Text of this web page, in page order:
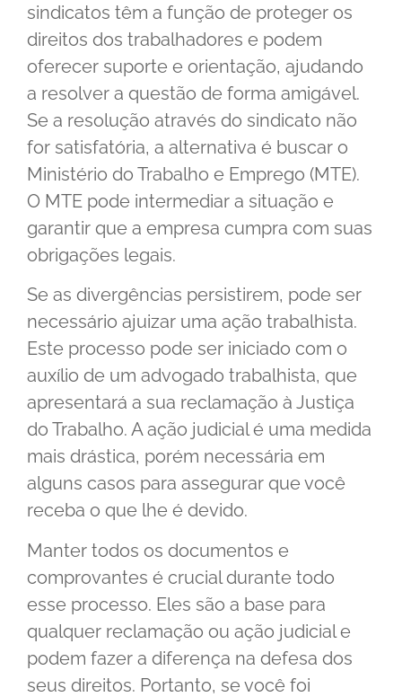
sindicatos têm a função de proteger os
direitos dos trabalhadores e podem
oferecer suporte e orientação, ajudando
a resolver a questão de forma amigável.
Se a resolução através do sindicato não
for satisfatória, a alternativa é buscar o
Ministério do Trabalho e Emprego (MTE).
O MTE pode intermediar a situação e
garantir que a empresa cumpra com suas
obrigações legais.
Se as divergências persistirem, pode ser
necessário ajuizar uma ação trabalhista.
Este processo pode ser iniciado com o
auxílio de um advogado trabalhista, que
apresentará a sua reclamação à Justiça
do Trabalho. A ação judicial é uma medida
mais drástica, porém necessária em
alguns casos para assegurar que você
receba o que lhe é devido.
Manter todos os documentos e
comprovantes é crucial durante todo
esse processo. Eles são a base para
qualquer reclamação ou ação judicial e
podem fazer a diferença na defesa dos
seus direitos. Portanto, se você foi